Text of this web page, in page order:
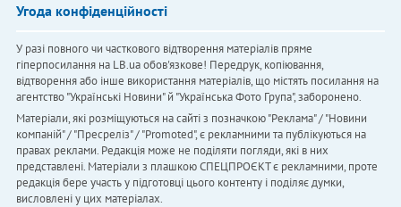
Угода конфіденційності
У разі повного чи часткового відтворення матеріалів пряме
гіперпосилання на LB.ua обов'язкове! Передрук, копіювання,
відтворення або інше використання матеріалів, що містять посилання на
агентство "Українськi Новини" й "Українська Фото Група", заборонено.
Матеріали, які розміщуються на сайті з позначкою "Реклама" / "Новини
компаній" / "Пресреліз" / "Promoted", є рекламними та публікуються на
правах реклами. Редакція може не поділяти погляди, які в них
представлені. Матеріали з плашкою СПЕЦПРОЄКТ є рекламними, проте
редакція бере участь у підготовці цього контенту і поділяє думки,
висловлені у цих матеріалах.